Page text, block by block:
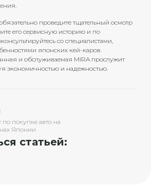
проведите тщательный осмотр
его сервисную историю и по
со специалистами,
японских кей-каров.
и обслуживаемая MIRA прослужит
экономичностью и надежностью.
по покупке авто на
Японии
статьей: